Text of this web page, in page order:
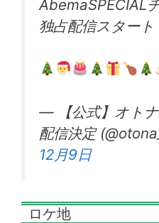
AbemaSPECIAL
独占配信スタート
— 【公式】オト
配信決定
12月9日
ロケ地